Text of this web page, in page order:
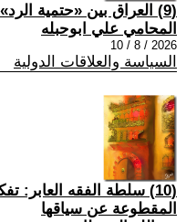
(9) العراق بين «حتمية الرد» وحسابات الدولة
المحامي علي ابوحبله
2026 / 8 / 10
السياسة والعلاقات الدولية
(10) سلطة الفقه العابر:
المقطوعة عن سياقها